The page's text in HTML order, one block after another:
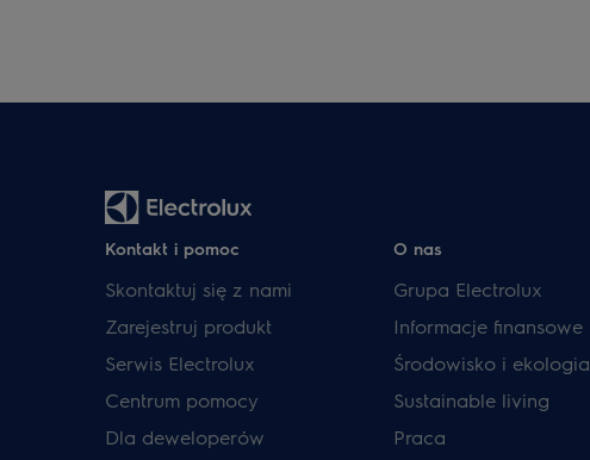
Kontakt i pomoc
Skontaktuj się z nami
Zarejestruj produkt
Serwis Electrolux
Centrum pomocy
Dla deweloperów
O nas
Grupa Electrolux
Informacje finansowe
Środowisko i ekologia
Sustainable living
Praca